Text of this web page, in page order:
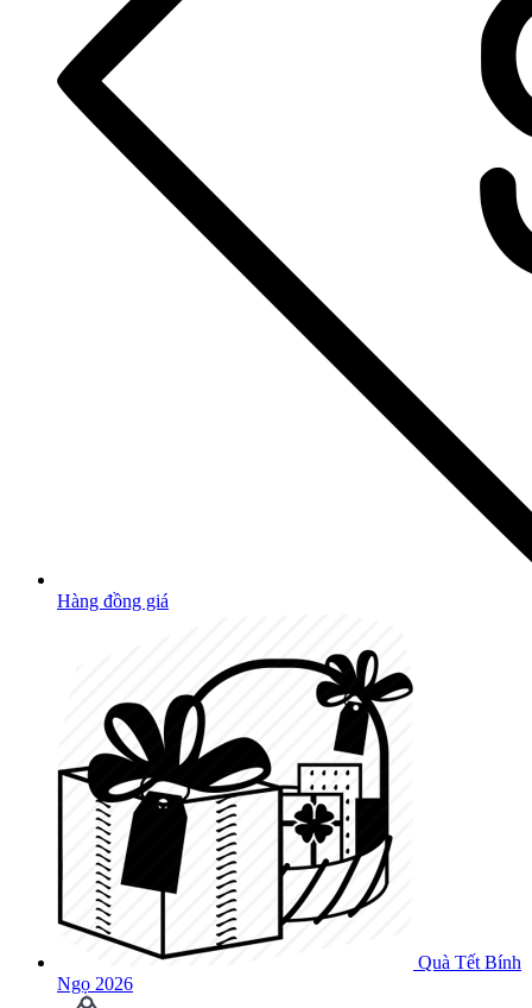
Hàng đồng giá
Quà Tết Bính
Ngọ 2026